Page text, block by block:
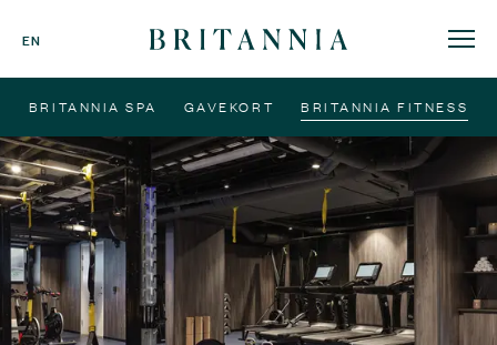
EN
Britannia
-
hjemmeside
BRITANNIA SPA GAVEKORT BRITANNIA FITNESS